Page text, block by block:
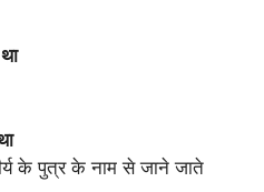
के पुत्र के नाम से जाने जाते